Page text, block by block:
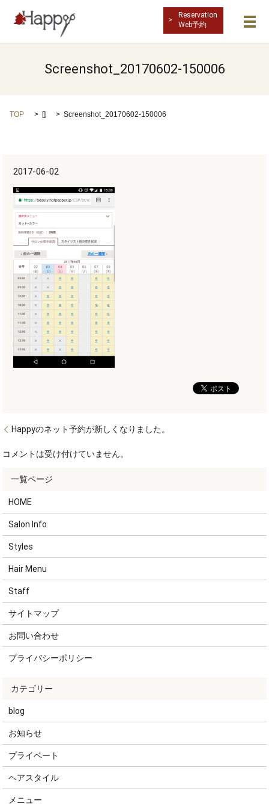
Reservation
Web予約
メ
Screenshot_20170602-150006
TOP [] Screenshot_20170602-150006
2017-06-02
Happyのネット予約が新しくなりました。
コメントは受け付けていません。
HOME
Salon Info
Styles
Hair Menu
Staff
サイトマップ
お問い合わせ
プライバシーポリシー
blog
お知らせ
プライベート
ヘアスタイル
メニュー